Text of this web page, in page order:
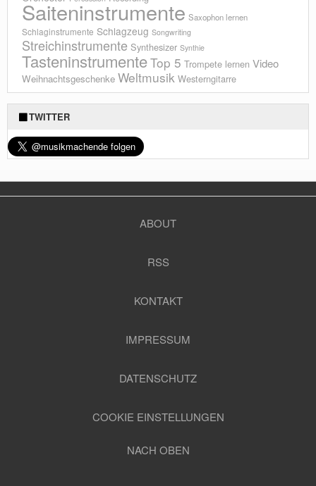
Saiteninstrumente Saxophon lernen
Schlaginstrumente Schlagzeug Songwriting
Streichinstrumente Synthesizer Synthie
TasteninstrumenteTop 5 Trompete lernen Video
Weihnachtsgeschenke Weltmusik Westerngitarre
TWITTER
ABOUT
RSS
KONTAKT
IMPRESSUM
DATENSCHUTZ
COOKIE EINSTELLUNGEN
NACH OBEN